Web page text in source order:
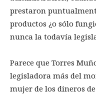
prestaron
productos ¿o sólo
nunca la todavía
Parece que Torres
legisladora más del
mujer de los dineros